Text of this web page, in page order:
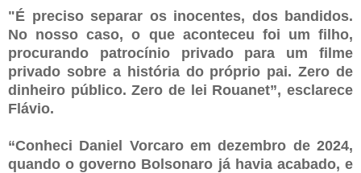
"É preciso separar os inocentes, dos bandidos.
No nosso caso, o que aconteceu foi um filho,
procurando patrocínio privado para um filme
privado sobre a história do próprio pai. Zero de
dinheiro público. Zero de lei Rouanet”, esclarece
Flávio.
“Conheci Daniel Vorcaro em dezembro de 2024,
quando o governo Bolsonaro já havia acabado, e